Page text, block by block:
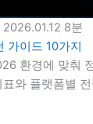
2026.01.12 8분
가이드 10가지
환경에 맞춰
와 플랫폼별